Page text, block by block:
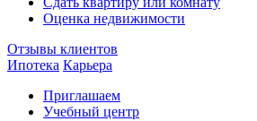
Оценка недвижимости
Отзывы клиентов
Ипотека Карьера
Приглашаем
Учебный центр